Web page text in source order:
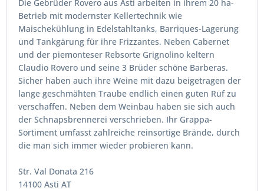
Die Gebrüder Rovero aus Asti arbeiten in ihrem 20 ha-
Betrieb mit modernster Kellertechnik wie
Maischekühlung in Edelstahltanks, Barriques-Lagerung
und Tankgärung für ihre Frizzantes. Neben Cabernet
und der piemonteser Rebsorte Grignolino keltern
Claudio Rovero und seine 3 Brüder schöne Barberas.
Sicher haben auch ihre Weine mit dazu beigetragen der
lange geschmähten Traube endlich einen guten Ruf zu
verschaffen. Neben dem Weinbau haben sie sich auch
der Schnapsbrennerei verschrieben. Ihr Grappa-
Sortiment umfasst zahlreiche reinsortige Brände, durch
die man sich immer wieder probieren kann.
Str. Val Donata 216
14100 Asti AT